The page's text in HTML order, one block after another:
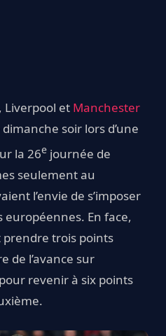
Liverpool et Manchester
soir lors d’une
la 26e journée de
seulement au
l’envie de s’imposer
européennes. En face,
prendre trois points
de l’avance sur
revenir à six points